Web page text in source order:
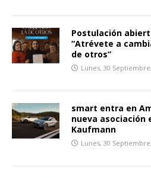
Postulación
“Atrévete a
de otros”
Lunes, 30
smart entra en
nueva asociación
Kaufmann
Lunes, 30